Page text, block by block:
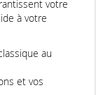
votre
à votre
au
et vos